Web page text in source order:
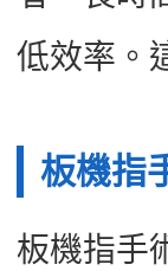
低效率。
板機指
板機指手